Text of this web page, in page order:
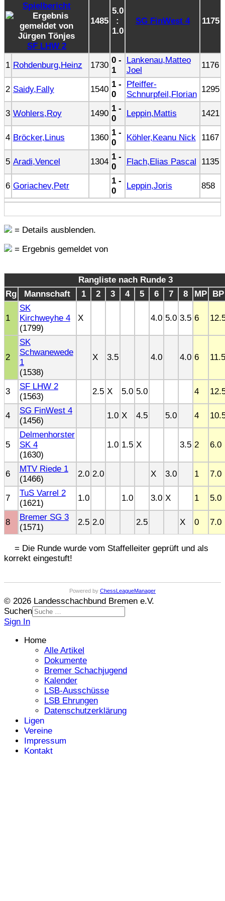
SF LHW 2
1485
5.0
:
1.0
SG FinWest 4 1175
1 Rohdenburg,Heinz 1730
0 -
1
Lankenau,Matteo
Joel
1176
2 Saidy,Fally 1540
1 -
0
Pfeiffer-
Schnurpfeil,Florian
1295
3 Wohlers,Roy 1490
1 -
0
Leppin,Mattis 1421
4 Bröcker,Linus 1360
1 -
0
Köhler,Keanu Nick 1167
5 Aradi,Vencel 1304
1 -
0
Flach,Elias Pascal 1135
6 Goriachev,Petr
1 -
0
Leppin,Joris 858
= Details ausblenden.
= Ergebnis gemeldet von
Rangliste nach Runde 3
Rg
Mannschaft 1 2 3 4 5 6 7 8 MP BP
1
SK
Kirchweyhe 4
(1799)
X 4.0 5.0 3.5 6
2
SK
Schwanewede
1
(1538)
X 3.5 4.0 4.0 6 11.5
3
SF LHW 2
(1563)
2.5 X 5.0 5.0 4
4
SG FinWest 4
(1456)
1.0 X 4.5 5.0 4
5
Delmenhorster
SK 4
(1630)
1.0 1.5 X 3.5 2 6.0
6
MTV Riede 1
(1466)
2.0 2.0 X 3.0 1 7.0
7
TuS Varrel 2
(1621)
1.0 1.0 3.0 X 1 5.0
8
Bremer SG 3
(1571)
2.5 2.0 2.5 X 0 7.0
= Die Runde wurde vom Staffelleiter geprüft und als
korrekt eingestuft!
Powered by ChessLeagueManager
© 2026 Landesschachbund Bremen e.V.
Suchen
Sign In
Home
Alle Artikel
Dokumente
Bremer Schachjugend
Kalender
LSB-Ausschüsse
LSB Ehrungen
Datenschutzerklärung
Ligen
Vereine
Impressum
Kontakt